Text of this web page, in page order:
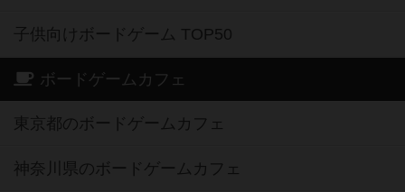
子供向けボードゲーム TOP50
ボードゲームカフェ
東京都のボードゲームカフェ
神奈川県のボードゲームカフェ